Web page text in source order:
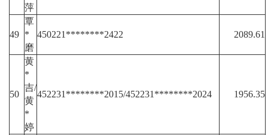
萍
49
覃
*
磨
450221********2422 2089.61
50
黄
*
吉/
黄
*
婷
452231********2015/452231********2024 1956.35